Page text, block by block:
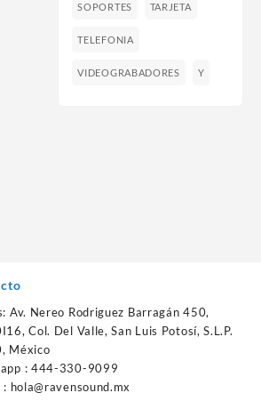
SOPORTES TARJETA
TELEFONIA
VIDEOGRABADORES Y
Av. Nereo Rodriguez Barragán 450,
Col. Del Valle, San Luis Potosí, S.L.P.
México
: 444-330-9099
: hola@ravensound.mx